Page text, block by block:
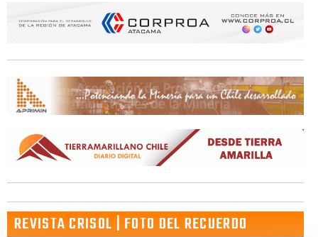
REVISTA CRISOL | FOTO DEL RECUERDO